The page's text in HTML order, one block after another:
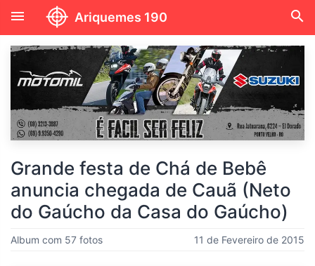
menu Ariquemes 190 search
Grande festa de Chá de Bebê
anuncia chegada de Cauã (Neto
do Gaúcho da Casa do Gaúcho)
Album com 57 fotos 11 de Fevereiro de 2015